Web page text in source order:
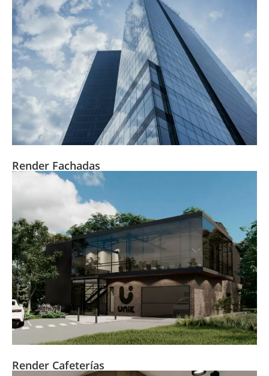
Render Fachadas
Render Cafeterías